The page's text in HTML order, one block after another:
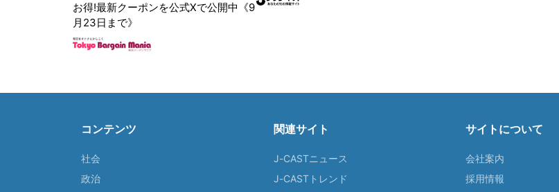
お得!最新クーポンを公式Xで公開中《9
月23日まで》
コンテンツ
社会
政治
関連サイト
J-CASTニュース
J-CASTトレンド
サイトについて
会社案内
採用情報